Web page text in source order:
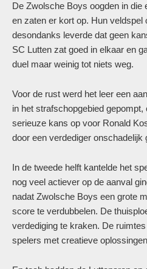
De Zwolsche Boys oogden in die
en zaten er kort op. Hun veldspel
desondanks leverde dat geen
SC Lutten zat goed in elkaar en
duel maar weinig tot niets weg.
Voor de rust werd het leer een
in het strafschopgebied
serieuze kans op voor Ronald
door een verdediger onschadelijk
In de tweede helft kantelde het
nog veel actiever op de aanval
nadat Zwolsche Boys een grote
score te verdubbelen. De
verdediging te kraken. De
spelers met creatieve